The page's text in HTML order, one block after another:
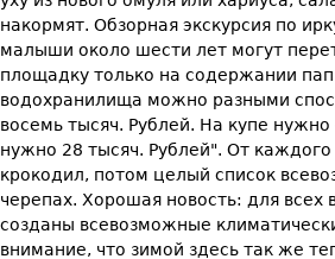
накормят. Обзорная экскурсия по
малыши около шести лет могут
площадку только на содержании
водохранилища можно разными
восемь тысяч. Рублей. На купе
нужно 28 тысяч. Рублей". От
крокодил, потом целый список
черепах. Хорошая новость: для всех
созданы всевозможные
внимание, что зимой здесь так же